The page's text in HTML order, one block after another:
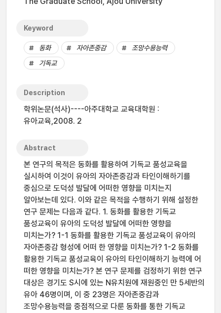
Keyword
동화 자아존중감
조망수용능력
기독교
Description
학위논문(석사)----아주대학교 교육대학원 :
유아교육,2008. 2
Abstract
본 연구의 목적은 동화를 활용하여 기독교 품성교육을
실시하여 이것이 유아의 자아존중감과 타인이해하기를
중심으로 도덕성 발달에 어떠한 영향을 미치는지
알아보는데 있다. 이와 같은 목적을 수행하기 위해 설정한
연구 문제는 다음과 같다. 1. 동화를 활용한 기독교
품성교육이 유아의 도덕성 발달에 어떠한 영향을
미치는가? 1-1 동화를 활용한 기독교 품성교육이 유아의
자아존중감 형성에 어떠 한 영향을 미치는가? 1-2 동화를
활용한 기독교 품성교육이 유아의 타인이해하기 능력에 어
떠한 영향을 미치는가? 본 연구 문제를 검정하기 위한 연구
대상은 경기도 S시에 있는 N유치원에 재원중인 만 5세반의
유아 46명이며, 이 중 23명은 자아존중감과
조망수용능력을 중점적으로 다룬 동화를 통한 기독교